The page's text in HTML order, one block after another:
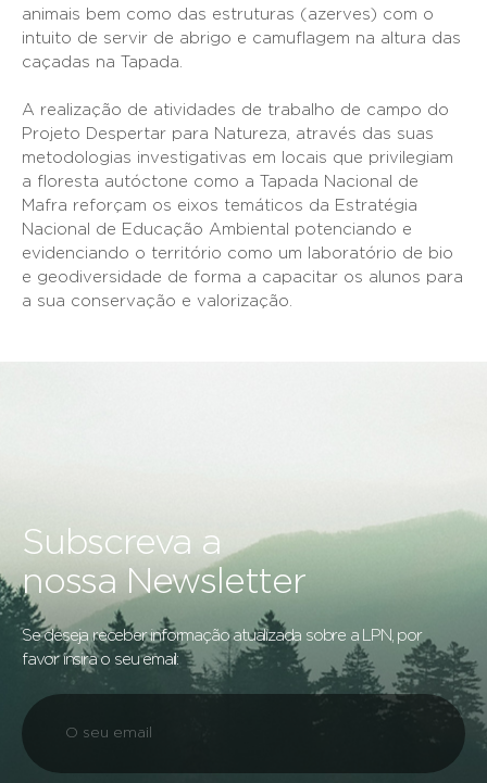
animais bem como das estruturas (azerves) com o
intuito de servir de abrigo e camuflagem na altura das
caçadas na Tapada.
A realização de atividades de trabalho de campo do
Projeto Despertar para Natureza, através das suas
metodologias investigativas em locais que privilegiam
a floresta autóctone como a Tapada Nacional de
Mafra reforçam os eixos temáticos da Estratégia
Nacional de Educação Ambiental potenciando e
evidenciando o território como um laboratório de bio
e geodiversidade de forma a capacitar os alunos para
a sua conservação e valorização.
Subscreva a
nossa Newsletter
Se deseja receber informação atualizada sobre a LPN, por
favor insira o seu email: